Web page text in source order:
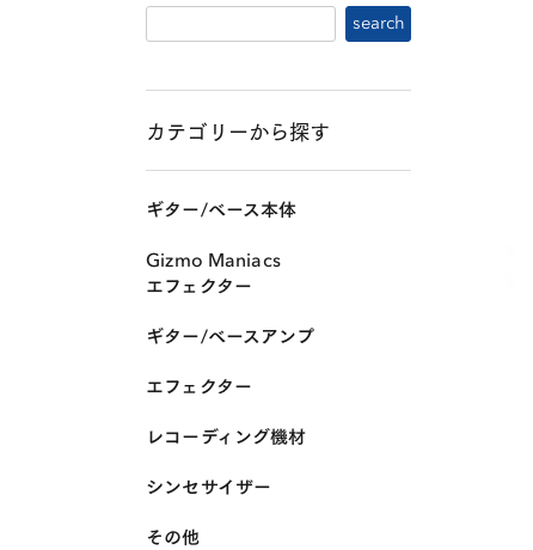
カテゴリーから探す
ギター/ベース本体
Gizmo Maniacs
エフェクター
ギター/ベースアンプ
エフェクター
レコーディング機材
シンセサイザー
その他